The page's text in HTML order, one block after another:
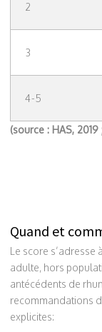
2
3
4-5
(source : HAS,
Quand et
Le score s’adresse
adulte, hors
antécédents de
recommandations
explicites: